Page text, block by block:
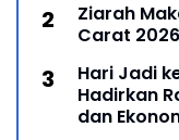
Ziarah
Carat
Hari Jadi
Hadirkan
dan